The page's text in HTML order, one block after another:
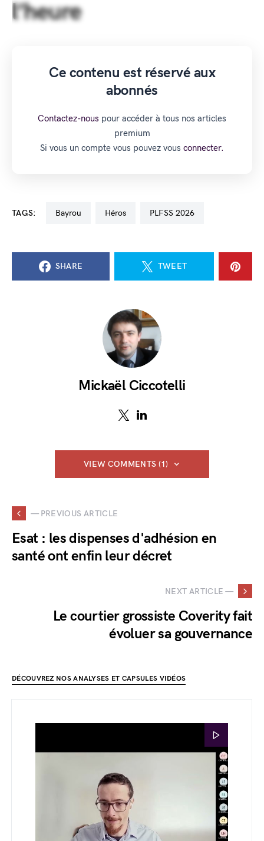
l’heure
Ce contenu est réservé aux
abonnés
Contactez-nous pour accéder à tous nos articles
premium
Si vous un compte vous pouvez vous connecter.
TAGS: Bayrou Héros PLFSS 2026
SHARE TWEET
Mickaël Ciccotelli
VIEW COMMENTS (1)
— PREVIOUS ARTICLE
Esat : les dispenses d'adhésion en
santé ont enfin leur décret
NEXT ARTICLE —
Le courtier grossiste Coverity fait
évoluer sa gouvernance
DÉCOUVREZ NOS ANALYSES ET CAPSULES VIDÉOS